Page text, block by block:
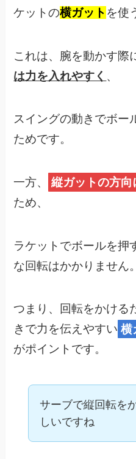
ケットの横ガット を使
これは、腕を動かす際
は力を入れやすく 、
スイングの動きでボー
ためです。
一方、
縦ガットの方
ため、
ラケットでボールを押
な回転はかかりません。
つまり、回転をかける
きで力を伝えやすい 横
がポイントです。
サーブで縦回転を
しいですね